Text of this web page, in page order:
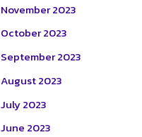
November 2023
October 2023
September 2023
August 2023
July 2023
June 2023